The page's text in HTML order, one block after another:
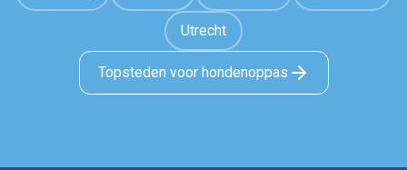
Utrecht
Topsteden voor hondenoppas